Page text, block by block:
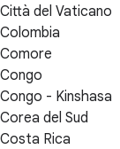
Città del Vaticano
Colombia
Comore
Congo
Congo - Kinshasa
Corea del Sud
Costa Rica